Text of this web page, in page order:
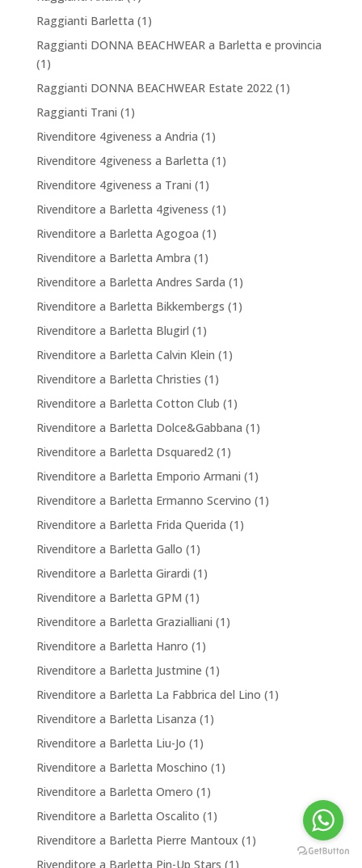
Raggianti Barletta (1)
Raggianti DONNA BEACHWEAR a Barletta e provincia
(1)
Raggianti DONNA BEACHWEAR Estate 2022(1)
Raggianti Trani (1)
Rivenditore 4giveness a Andria (1)
Rivenditore 4giveness a Barletta (1)
Rivenditore 4giveness a Trani (1)
Rivenditore a Barletta 4giveness (1)
Rivenditore a Barletta Agogoa (1)
Rivenditore a Barletta Ambra (1)
Rivenditore a Barletta Andres Sarda (1)
Rivenditore a Barletta Bikkembergs (1)
Rivenditore a Barletta Blugirl (1)
Rivenditore a Barletta Calvin Klein (1)
Rivenditore a Barletta Christies (1)
Rivenditore a Barletta Cotton Club (1)
Rivenditore a Barletta Dolce&Gabbana (1)
Rivenditore a Barletta Dsquared2(1)
Rivenditore a Barletta Emporio Armani (1)
Rivenditore a Barletta Ermanno Scervino (1)
Rivenditore a Barletta Frida Querida (1)
Rivenditore a Barletta Gallo (1)
Rivenditore a Barletta Girardi (1)
Rivenditore a Barletta GPM (1)
Rivenditore a Barletta Grazialliani (1)
Rivenditore a Barletta Hanro (1)
Rivenditore a Barletta Justmine (1)
Rivenditore a Barletta La Fabbrica del Lino (1)
Rivenditore a Barletta Lisanza (1)
Rivenditore a Barletta Liu-Jo (1)
Rivenditore a Barletta Moschino (1)
Rivenditore a Barletta Omero (1)
Rivenditore a Barletta Oscalito (1)
Rivenditore a Barletta Pierre Mantoux (1)
Rivenditore a Barletta Pin-Up Stars (1)